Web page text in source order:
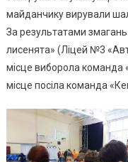
майданчику вирували
За результатами
лисенята» (Ліцей №3
місце виборола команда
місце посіла команда